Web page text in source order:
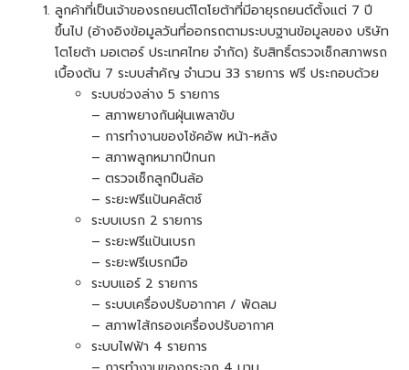
ลูกค้าที่เป็นเจ้าของรถยนต์โตโยต้าที่มีอายุรถยนต์ตั้งแต่ 7 ปี
ขึ้นไป (อ้างอิงข้อมูลวันที่ออกรถตามระบบฐานข้อมูลของ บริษัท
โตโยต้า มอเตอร์ ประเทศไทย จำกัด) รับสิทธิ์ตรวจเช็กสภาพรถ
เบื้องต้น 7 ระบบสำคัญ จำนวน 33 รายการ ฟรี ประกอบด้วย
ระบบช่วงล่าง 5 รายการ
– สภาพยางกันฝุ่นเพลาขับ
– การทำงานของโช้คอัพ หน้า-หลัง
– สภาพลูกหมากปีกนก
– ตรวจเช็กลูกปืนล้อ
– ระยะฟรีแป้นคลัตช์
ระบบเบรก 2 รายการ
– ระยะฟรีแป้นเบรก
– ระยะฟรีเบรกมือ
ระบบแอร์ 2 รายการ
– ระบบเครื่องปรับอากาศ / พัดลม
– สภาพไส้กรองเครื่องปรับอากาศ
ระบบไฟฟ้า 4 รายการ